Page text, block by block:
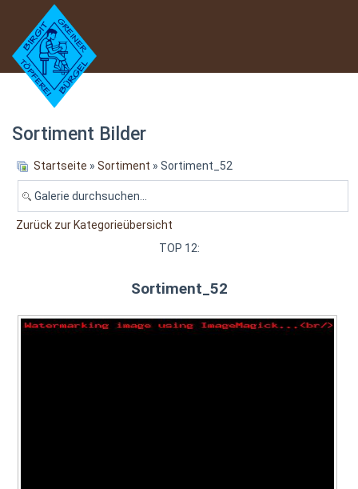
Sortiment Bilder
Startseite » Sortiment » Sortiment_52
Zurück zur Kategorieübersicht
TOP 12:
Sortiment_52